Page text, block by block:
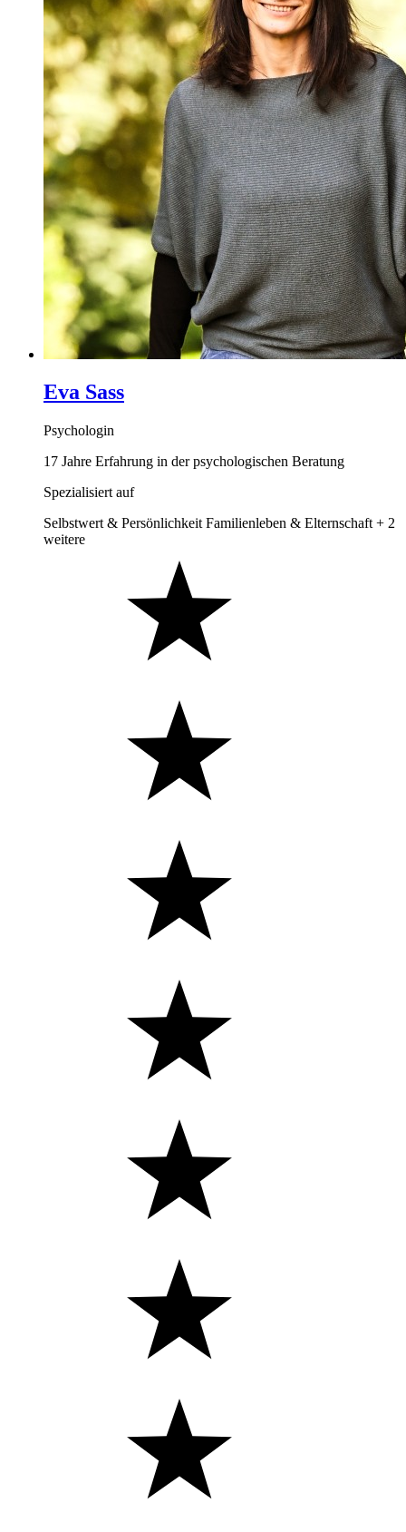
Eva Sass
Psychologin
17 Jahre Erfahrung in der psychologischen Beratung
Spezialisiert auf
Selbstwert & Persönlichkeit Familienleben & Elternschaft + 2
weitere